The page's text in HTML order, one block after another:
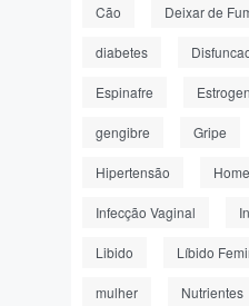
Cão Deixar de
diabetes
Espinafre
gengibre Gripe
Hipertensão
Infecção Vaginal
Libido Líbido
mulher Nutrientes